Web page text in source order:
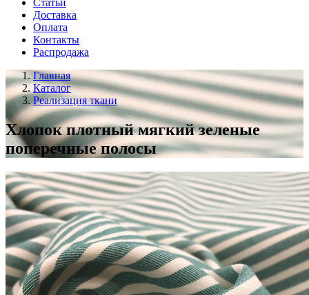
Статьи
Доставка
Оплата
Контакты
Распродажа
Главная
Каталог
Реализация ткани
Хлопок плотный мягкий зеленые
поперечные полосы